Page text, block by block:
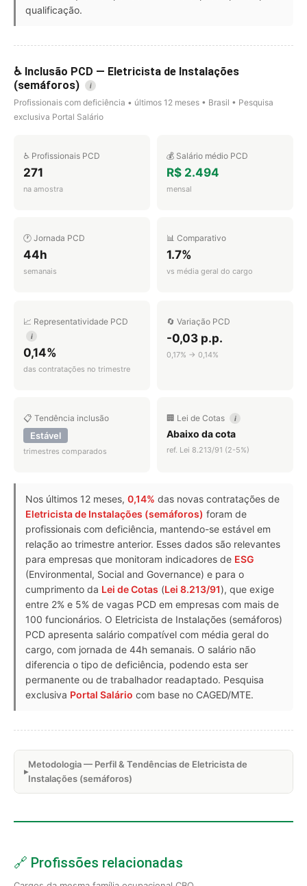
qualificação.
♿ Inclusão PCD — Eletricista de Instalações
(semáforos)
i
Profissionais com deficiência • últimos 12 meses • Brasil • Pesquisa
exclusiva Portal Salário
♿ Profissionais PCD
271
na amostra
💰 Salário médio PCD
R$ 2.494
mensal
🕐 Jornada PCD
44h
semanais
📊 Comparativo
1.7%
vs média geral do cargo
📈 Representatividade PCD
i
0,14%
das contratações no trimestre
🔄 Variação PCD
-0,03 p.p.
0,17% → 0,14%
📋 Tendência inclusão
Estável
trimestres comparados
🏢 Lei de Cotas i
Abaixo da cota
ref. Lei 8.213/91 (2-5%)
Nos últimos 12 meses, 0,14% das novas contratações de
Eletricista de Instalações (semáforos) foram de
profissionais com deficiência, mantendo-se estável em
relação ao trimestre anterior. Esses dados são relevantes
para empresas que monitoram indicadores de ESG
(Environmental, Social and Governance) e para o
cumprimento da Lei de Cotas (Lei 8.213/91), que exige
entre 2% e 5% de vagas PCD em empresas com mais de
100 funcionários. O Eletricista de Instalações (semáforos)
PCD apresenta salário compatível com média geral do
cargo, com jornada de 44h semanais. O salário não
diferencia o tipo de deficiência, podendo esta ser
permanente ou de trabalhador readaptado. Pesquisa
exclusiva Portal Salário com base no CAGED/MTE.
Metodologia — Perfil & Tendências de Eletricista de
Instalações (semáforos)
🔗 Profissões relacionadas